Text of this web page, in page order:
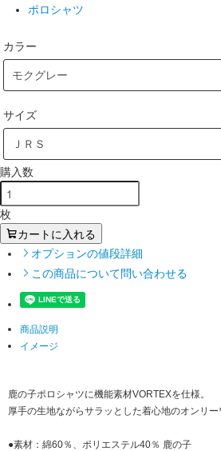
ポロシャツ
カラー
サイズ
購入数
枚
カートに入れる
オプションの値段詳細
この商品について問い合わせる
商品説明
イメージ
鹿の子ポロシャツに機能素材VORTEXを仕様。
厚手の生地ながらサラッとした着心地のオンリー
●素材：綿60％、ポリエステル40％ 鹿の子